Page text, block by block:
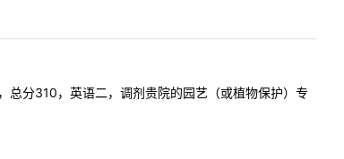
分310，英语二，调剂贵院的园艺（或植物保护）专